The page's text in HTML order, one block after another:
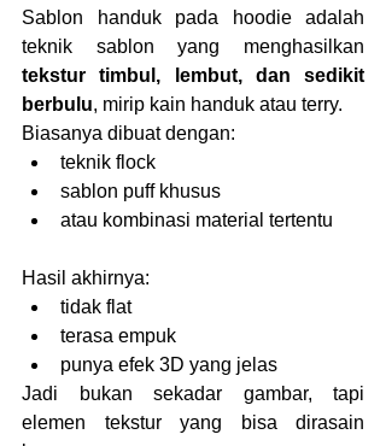
Sablon handuk pada hoodie adalah
tekstur timbul, lembut, dan sedikit
berbulu, mirip kain handuk atau terry.
Biasanya dibuat dengan:
teknik flock
sablon puff khusus
atau kombinasi material tertentu
Hasil akhirnya:
tidak flat
terasa empuk
punya efek 3D yang jelas
Jadi bukan sekadar gambar, tapi
elemen tekstur yang bisa dirasain